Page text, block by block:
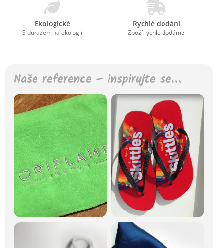
Ekologické
S důrazem na ekologii
Rychlé dodání
Zboží rychle dodáme
Naše reference – inspirujte se…